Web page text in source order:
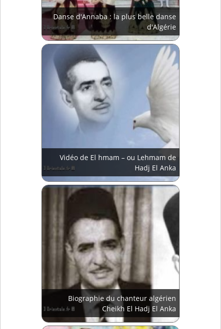
Danse d'Annaba : la plus belle danse
d'Algérie
Vidéo de El hmam – ou Lehmam de
Hadj El Anka
Biographie du chanteur algérien
Cheikh El Hadj El Anka